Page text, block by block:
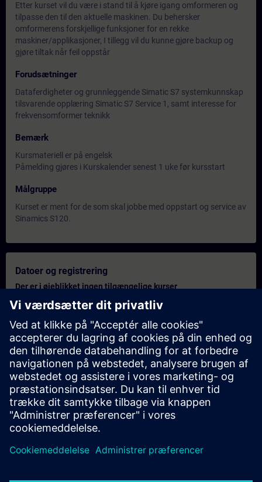
Etter kurset vil du være i stand til å kjøre igang omformeren og
tilpasse den til den aktuelle maskinen. Du behersker
omformerens forskjellige funksjoner for en rekke
maskiner/applikasjoner, I tillegg vil du kunne gjøre backup og
gjøre tiltak når feil oppstår
Forudsætninger
Dataferdigheter og grunnleggende Simatic S7 systemkunnskap
tilsvarende opplæring Simatic S7 Service 1, samt interesse for
frekvensomformer teknikk
Bemærk
Kursmateriell er på engelsk
Påmelding gjøres i Kurskalender senest 1 uke før kursstart
Målgruppe
Kurset er ment for de som skal jobbe med oppstart og service av
Sinamics S120.
Datoer og registrering
Der er i øjeblikket ingen tilgængelige kurser
Sæt dig selv på forespørgselslisten og modtag en besked, så
snart nye datoer er tilgængelige
Aktiver venteliste
Personligt tilbud
Har du behov for et tilbud på dette kursus? Når du har indtastet
de relevante data, kan vi sende et tilbud til din mailadresse.
Send personligt tilbud